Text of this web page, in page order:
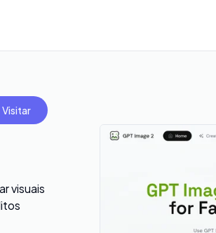
Visitar
visuais